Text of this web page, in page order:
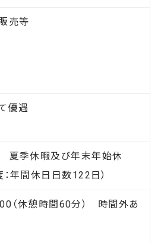
売等
優遇
夏季休暇及び年末年始休
年間休日日数122日）
00（休憩時間60分） 時間外あ